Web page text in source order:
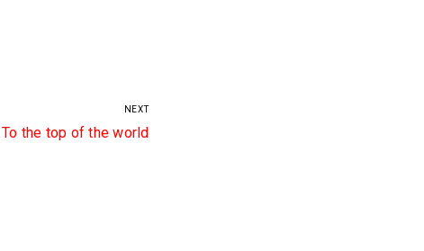
NEXT
To the top of the world